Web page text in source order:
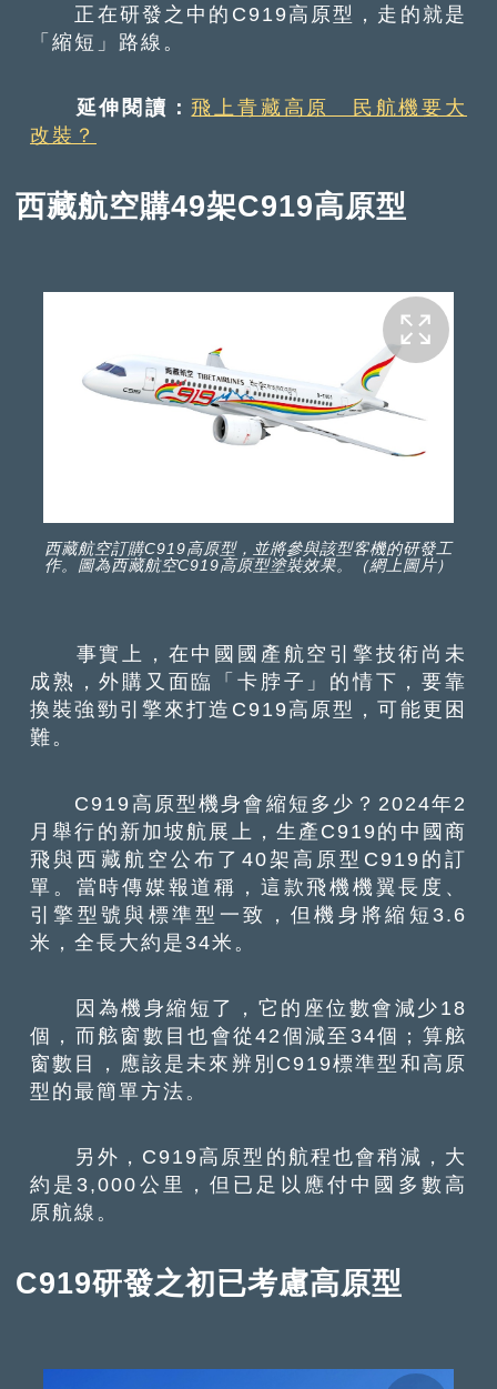
正在研發之中的C919高原型，走的就是
「縮短」路線。
延伸閱讀： 飛上青藏高原 民航機要大
改裝？
西藏航空購49架C919高原型
西藏航空訂購C919高原型，並將參與該型客機的研發工
作。圖為西藏航空C919高原型塗裝效果。（網上圖片）
事實上，在中國國產航空引擎技術尚未
成熟，外購又面臨「卡脖子」的情下，要靠
換裝強勁引擎來打造C919高原型，可能更困
難。
C919高原型機身會縮短多少？2024年2
月舉行的新加坡航展上，生產C919的中國商
飛與西藏航空公布了40架高原型C919的訂
單。當時傳媒報道稱，這款飛機機翼長度、
引擎型號與標準型一致，但機身將縮短3.6
米，全長大約是34米。
因為機身縮短了，它的座位數會減少18
個，而舷窗數目也會從42個減至34個；算舷
窗數目，應該是未來辨別C919標準型和高原
型的最簡單方法。
另外，C919高原型的航程也會稍減，大
約是3,000公里，但已足以應付中國多數高
原航線。
C919研發之初已考慮高原型